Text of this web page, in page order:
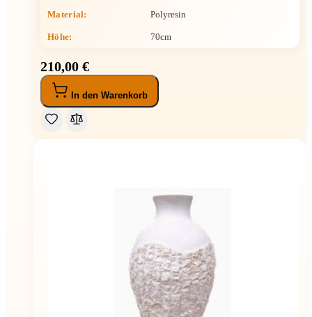
Material: Polyresin
Höhe: 70cm
210,00 €
In den Warenkorb